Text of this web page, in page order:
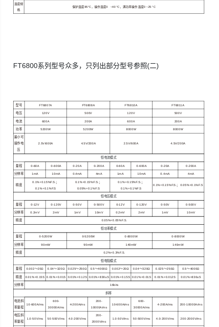
温度规
格
保护温度85°C ，操作温度0 ~40 °C ，满功率操作温度0 ~25 °C
FT6800系列型号众多，只列出部分型号参照(二)
型号 FT6807A FT6808A FT6810A FT6811A
电压 120V 500V 120V 500V
电流 600A 200A 600A 200A
功率 5200W 5200W 8000W 8000W
最小可
操作电
压
2.5V/600A 4.5V/200A 2.5V/600A 4.5V/200A
恒电流模式
量程 0-60A 0-600A 0-20A 0-200A 0-60A 0-600A 0-20A 0-200A
分辨率 1mA 10mA 0.4mA 4mA 1mA 10mA 0.4mA 4mA
精度
0.1%+0.15%F.S. ；
0.1%+0.1%F.S
0.1%+0.15%F.S. ；
0.05%+0.1%F.S
0.1%+0.15%F.S. ；
0.1%+0.1%F.S
0.1%+0.15%F.S.； 0.05%+0.1%F.S
恒电压模式
量程 0-12V 0-120V 0-50V 0-500V 0-12V 0-120V 0-50V 0-500V
分辨率 0.2mV 2mV 1mV 10mV 0.2mV 2mV 1mV 10mV
精度 0.05%+0.05%F.S.
恒功率模式
量程 0-5200W 0-5200W 0-8000W 0-8000W
分辨率 90mW 90mW 140mW 140mW
精度 0.2%+0.3%F.S.
恒电阻模式
量程 0.002～20Ω 0.04～320Ω 0.025～250Ω 0.5～4000Ω 0.002～20Ω 0.04～320Ω 0.025～250Ω 0.5～4000Ω
精度 0.01%+0.15S 0.01%+0.01S 0.01%+0.12S 0.01%+830uS 0.01%+0.15S 0.01%+0.01S 0.01%+0.012S 0.01%+830uS
分辨率 16bits
斜率
电流斜
率量程
10-600A/ms
600-
30000A/ms
4-200A/ms
200-
10000A/ms
10-600A/ms
600-
30000A/ms
4-200A/ms 200-10000A/ms
电压斜
率量程
1.0-50V/ms 50-500V/ms 4.0-200V/ms
200-
2000V/ms
1.0-50V/ms 50-500V/ms 4.0-200V/ms 200-2000V/ms